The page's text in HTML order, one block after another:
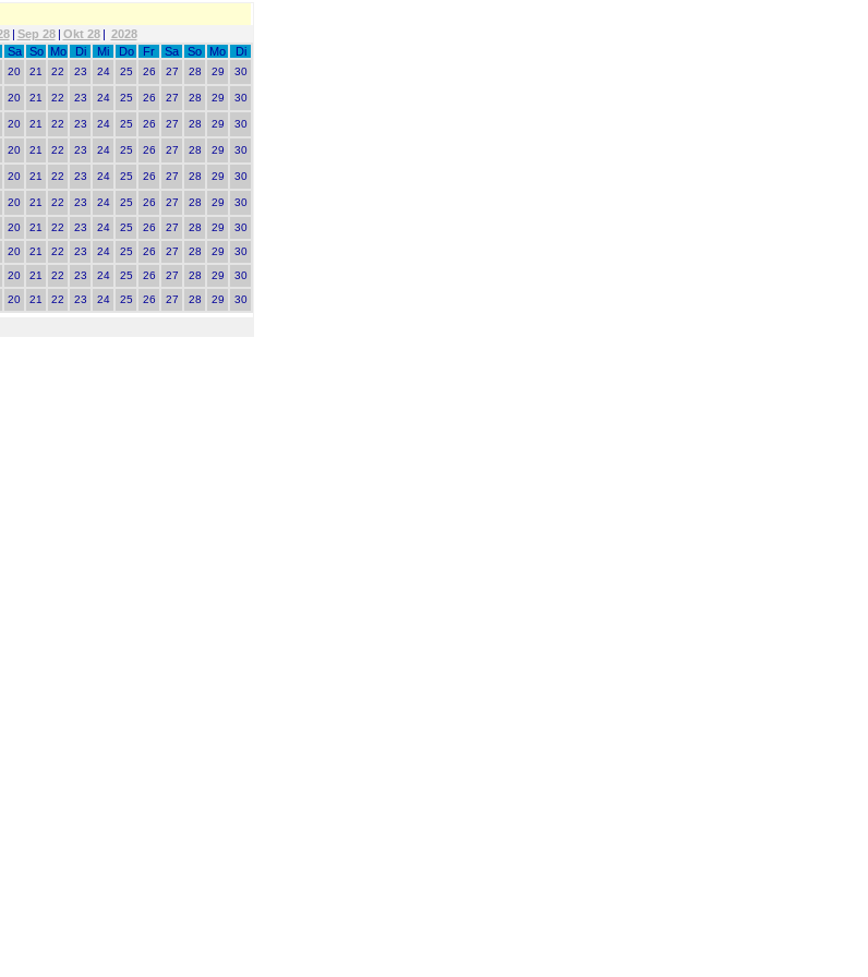
| Sep 28 | Okt 28 | 2028
Sa So Mo Di Mi Do Fr Sa So Mo Di
20 21 22 23 24 25 26 27 28 29
30
20 21 22 23 24 25 26 27 28 29
30
20 21 22 23 24 25 26 27 28 29
30
20 21 22 23 24 25 26 27 28 29
30
20 21 22 23 24 25 26 27 28 29
30
20 21 22 23 24 25 26 27 28 29 30
20 21 22 23 24 25 26 27 28 29
30
20 21 22 23 24 25 26 27 28 29
30
20 21 22 23 24 25 26 27 28 29
30
20 21 22 23 24 25 26 27 28 29 30